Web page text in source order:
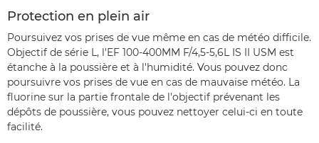
Protection en plein air
Poursuivez vos prises de vue même en cas de météo difficile.
Objectif de série L, l'EF 100-400MM F/4,5-5,6L IS II USM est
étanche à la poussière et à l'humidité. Vous pouvez donc
poursuivre vos prises de vue en cas de mauvaise météo. La
fluorine sur la partie frontale de l'objectif prévenant les
dépôts de poussière, vous pouvez nettoyer celui-ci en toute
facilité.